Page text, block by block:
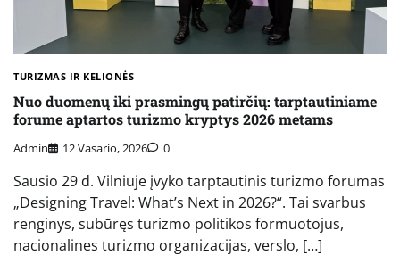
TURIZMAS IR KELIONĖS
Nuo duomenų iki prasmingų patirčių: tarptautiniame
forume aptartos turizmo kryptys 2026 metams
Admin 12 Vasario, 2026 0
Sausio 29 d. Vilniuje įvyko tarptautinis turizmo forumas
„Designing Travel: What’s Next in 2026?“. Tai svarbus
renginys, subūręs turizmo politikos formuotojus,
nacionalines turizmo organizacijas, verslo, […]